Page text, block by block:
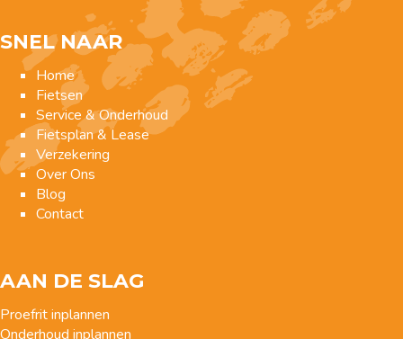
SNEL NAAR
Home
Fietsen
Service & Onderhoud
Fietsplan & Lease
Verzekering
Over Ons
Blog
Contact
AAN DE SLAG
Proefrit inplannen
Onderhoud inplannen